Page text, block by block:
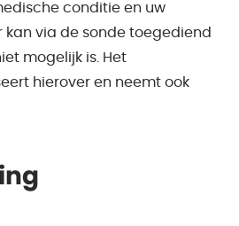
conditie en uw
kan via de sonde toegediend
mogelijk is. Het
hierover en neemt ook